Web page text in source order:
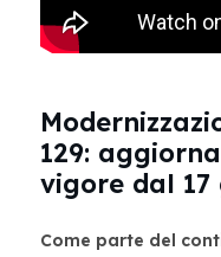
129:
vigore dal 17
Come parte del